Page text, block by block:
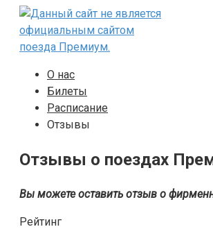
Перейти
контенту
О нас
Билеты
Расписание
Отзывы
Отзывы о поездах
Вы можете оставить отзыв о
Рейтинг